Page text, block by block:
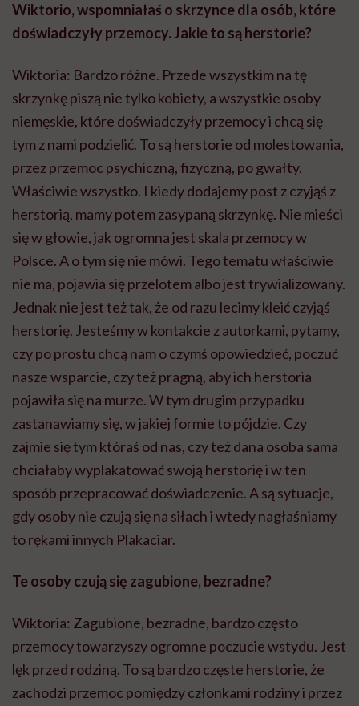
Wiktorio, wspomniałaś o skrzynce dla osób, które
doświadczyły przemocy. Jakie to sąherstorie?
Wiktoria: Bardzo różne. Przede wszystkim na tę
skrzynkę piszą nie tylko kobiety, a wszystkie osoby
niemęskie, które doświadczyły przemocy i chcą się
tym z nami podzielić. To są herstorie od molestowania,
przez przemoc psychiczną, fizyczną, po gwałty.
Właściwie wszystko. I kiedy dodajemy post z czyjąś z
herstorią, mamy potem zasypaną skrzynkę. Nie mieści
się w głowie, jak ogromna jest skala przemocy w
Polsce. A o tym się nie mówi. Tego tematu właściwie
nie ma, pojawia się przelotem albo jest trywializowany.
Jednak nie jest też tak, że od razu lecimy kleić czyjąś
herstorię. Jesteśmy w kontakcie z autorkami, pytamy,
czy po prostu chcą nam o czymś opowiedzieć, poczuć
nasze wsparcie, czy też pragną, aby ich herstoria
pojawiła się na murze. W tym drugim przypadku
zastanawiamy się, w jakiej formie to pójdzie. Czy
zajmie się tym któraś od nas, czy też dana osoba sama
chciałabywyplakatowaćswoją herstorięi w ten
sposób przepracować doświadczenie.A są sytuacje,
gdy osoby nie czują się na siłach i wtedy nagłaśniamy
to rękami innych Plakaciar.
Te osoby czują się zagubione, bezradne?
Wiktoria: Zagubione, bezradne, bardzo często
przemocy towarzyszy ogromne poczucie wstydu. Jest
lęk przed rodziną. To są bardzo częste herstorie, że
zachodzi przemoc pomiędzy członkami rodziny i przez